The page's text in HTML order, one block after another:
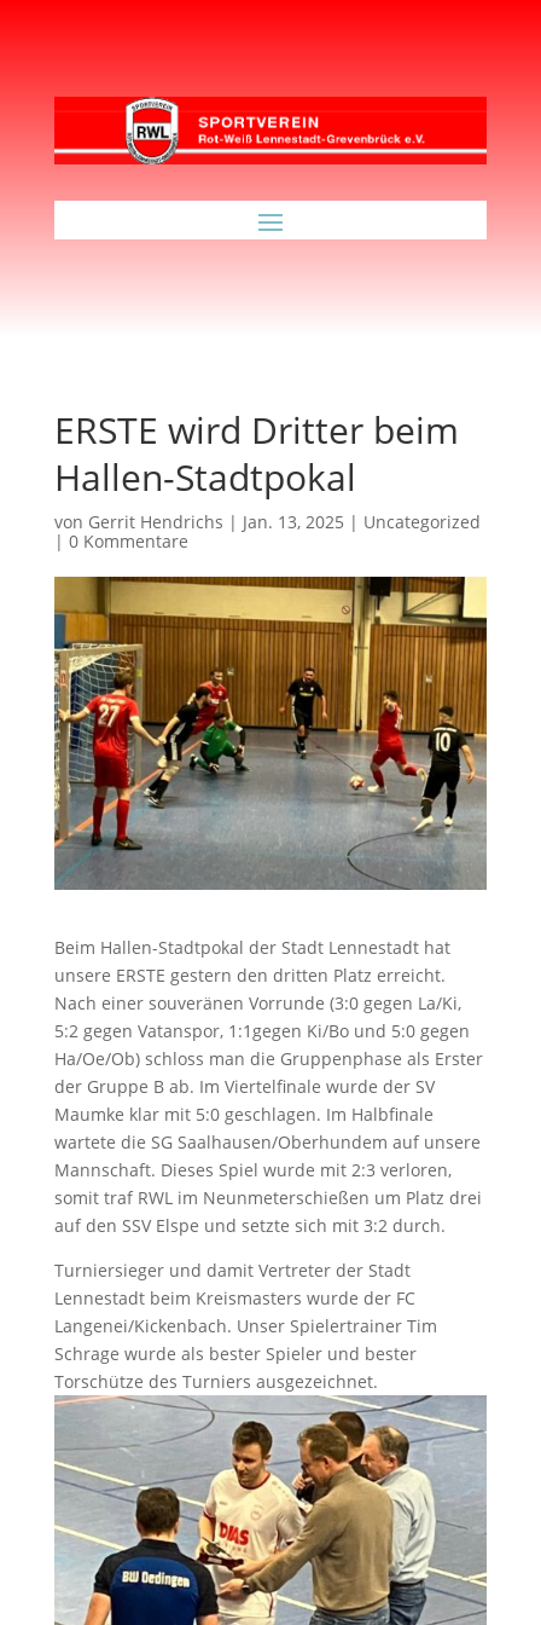
ERSTE wird Dritter beim
Hallen-Stadtpokal
von Gerrit Hendrichs | Jan. 13, 2025 | Uncategorized
| 0 Kommentare
Beim Hallen-Stadtpokal der Stadt Lennestadt hat
unsere ERSTE gestern den dritten Platz erreicht.
Nach einer souveränen Vorrunde (3:0 gegen La/Ki,
5:2 gegen Vatanspor, 1:1gegen Ki/Bo und 5:0 gegen
Ha/Oe/Ob) schloss man die Gruppenphase als Erster
der Gruppe B ab. Im Viertelfinale wurde der SV
Maumke klar mit 5:0 geschlagen. Im Halbfinale
wartete die SG Saalhausen/Oberhundem auf unsere
Mannschaft. Dieses Spiel wurde mit 2:3 verloren,
somit traf RWL im Neunmeterschießen um Platz drei
auf den SSV Elspe und setzte sich mit 3:2 durch.
Turniersieger und damit Vertreter der Stadt
Lennestadt beim Kreismasters wurde der FC
Langenei/Kickenbach. Unser Spielertrainer Tim
Schrage wurde als bester Spieler und bester
Torschütze des Turniers ausgezeichnet.